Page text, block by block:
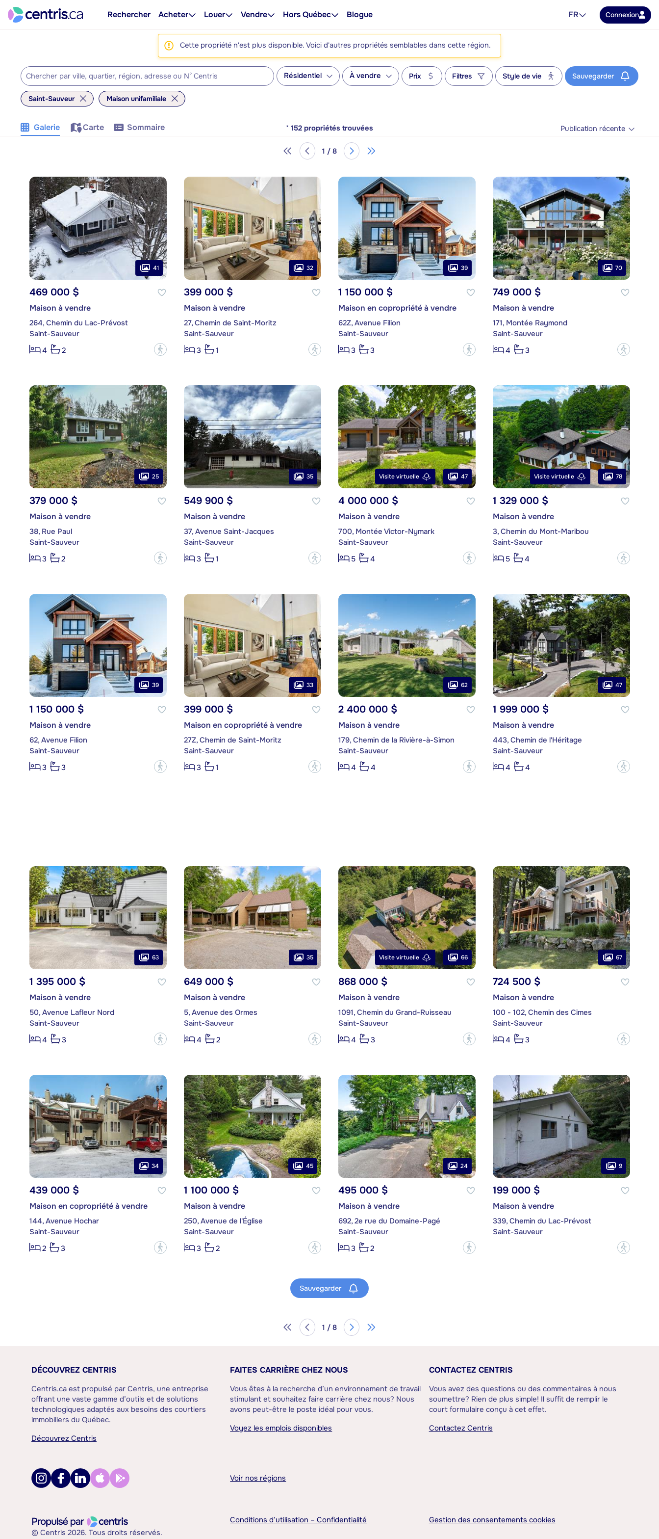
Rechercher Acheter Louer Vendre Hors Québec Blogue FR Connexion
Cette propriété n'est plus disponible. Voici d'autres propriétés semblables dans cette région.
Résidentiel À vendre Prix Filtres Style de vie Sauvegarder
Saint-Sauveur Maison unifamiliale
Galerie Carte Sommaire * 152 propriétés trouvées Publication récente
1 / 8
41
469 000 $
Maison à vendre
264, Chemin du Lac-Prévost
Saint-Sauveur
4
2 ?
32
399 000 $
Maison à vendre
27, Chemin de Saint-Moritz
Saint-Sauveur
3
1 ?
39
1 150 000 $
Maison en copropriété à vendre
62Z, Avenue Filion
Saint-Sauveur
3
3 ?
70
749 000 $
Maison à vendre
171, Montée Raymond
Saint-Sauveur
4
3 ?
25
379 000 $
Maison à vendre
38, Rue Paul
Saint-Sauveur
3
2 ?
35
549 900 $
Maison à vendre
37, Avenue Saint-Jacques
Saint-Sauveur
3
1 ?
Visite virtuelle 47
4 000 000 $
Maison à vendre
700, Montée Victor-Nymark
Saint-Sauveur
5
4 ?
Visite virtuelle 78
1 329 000 $
Maison à vendre
3, Chemin du Mont-Maribou
Saint-Sauveur
5
4 ?
39
1 150 000 $
Maison à vendre
62, Avenue Filion
Saint-Sauveur
3
3 ?
33
399 000 $
Maison en copropriété à vendre
27Z, Chemin de Saint-Moritz
Saint-Sauveur
3
1 ?
62
2 400 000 $
Maison à vendre
179, Chemin de la Rivière-à-Simon
Saint-Sauveur
4
4 ?
47
1 999 000 $
Maison à vendre
443, Chemin de l'Héritage
Saint-Sauveur
4
4 ?
63
1 395 000 $
Maison à vendre
50, Avenue Lafleur Nord
Saint-Sauveur
4
3 ?
35
649 000 $
Maison à vendre
5, Avenue des Ormes
Saint-Sauveur
4
2 ?
Visite virtuelle 66
868 000 $
Maison à vendre
1091, Chemin du Grand-Ruisseau
Saint-Sauveur
4
3 ?
67
724 500 $
Maison à vendre
100 - 102, Chemin des Cimes
Saint-Sauveur
4
3 ?
34
439 000 $
Maison en copropriété à vendre
144, Avenue Hochar
Saint-Sauveur
2
3 ?
45
1 100 000 $
Maison à vendre
250, Avenue de l'Église
Saint-Sauveur
3
2 ?
24
495 000 $
Maison à vendre
692, 2e rue du Domaine-Pagé
Saint-Sauveur
3
2 ?
9
199 000 $
Maison à vendre
339, Chemin du Lac-Prévost
Saint-Sauveur
?
Sauvegarder
1 / 8
DÉCOUVREZ CENTRIS
Centris.ca est propulsé par Centris, une entreprise
offrant une vaste gamme d’outils et de solutions
technologiques adaptés aux besoins des courtiers
immobiliers du Québec.
Découvrez Centris
FAITES CARRIÈRE CHEZ NOUS
Vous êtes à la recherche d’un environnement de travail
stimulant et souhaitez faire carrière chez nous? Nous
avons peut-être le poste idéal pour vous.
Voyez les emplois disponibles
CONTACTEZ CENTRIS
Vous avez des questions ou des commentaires à nous
soumettre? Rien de plus simple! Il suffit de remplir le
court formulaire conçu à cet effet.
Contactez Centris
Voir nos régions
© Centris 2026. Tous droits réservés.
Conditions d’utilisation – Confidentialité Gestion des consentements cookies